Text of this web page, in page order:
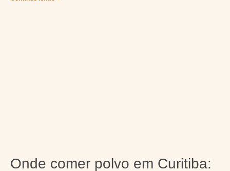
Onde comer polvo em Curitiba: